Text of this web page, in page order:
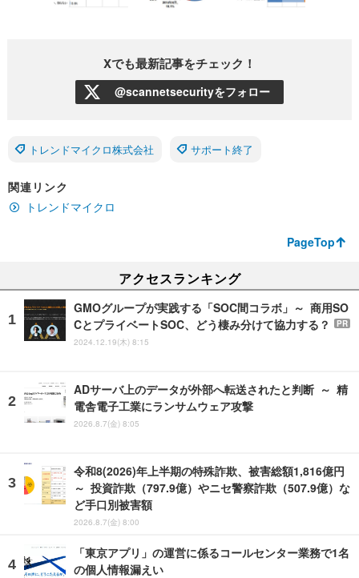
Xでも最新記事をチェック！
@scannetsecurityをフォロー
トレンドマイクロ株式会社 サポート終了
関連リンク
トレンドマイクロ
PageTop
アクセスランキング
GMOグループが実践する「SOC間コラボ」～ 商用SO
CとプライベートSOC、どう棲み分けて協力する？
PR
2024.12.19(木) 8:15
ADサーバ上のデータが外部へ転送されたと判断 ～ 精
電舎電子工業にランサムウェア攻撃
2026.8.7(金) 8:05
令和8(2026)年上半期の特殊詐欺、被害総額1,816億円
～ 投資詐欺（797.9億）やニセ警察詐欺（507.9億）な
ど手口別被害額
2026.8.7(金) 8:00
「東京アプリ」の運営に係るコールセンター業務で1名
の個人情報漏えい